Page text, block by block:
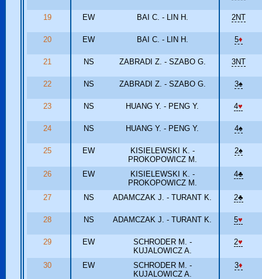
19 EW BAI C. - LIN H. 2NT
20 EW BAI C. - LIN H. 5♦
21 NS ZABRADI Z. - SZABO G. 3NT
22 NS ZABRADI Z. - SZABO G. 3♠
23 NS HUANG Y. - PENG Y. 4♥
24 NS HUANG Y. - PENG Y. 4♠
25 EW
KISIELEWSKI K. -
PROKOPOWICZ M.
2♠
26 EW
KISIELEWSKI K. -
PROKOPOWICZ M.
4♣
27 NS ADAMCZAK J. - TURANT K. 2♣
28 NS ADAMCZAK J. - TURANT K. 5♥
29 EW
SCHRODER M. -
KUJALOWICZ A.
2♥
30 EW
SCHRODER M. -
KUJALOWICZ A.
3♦